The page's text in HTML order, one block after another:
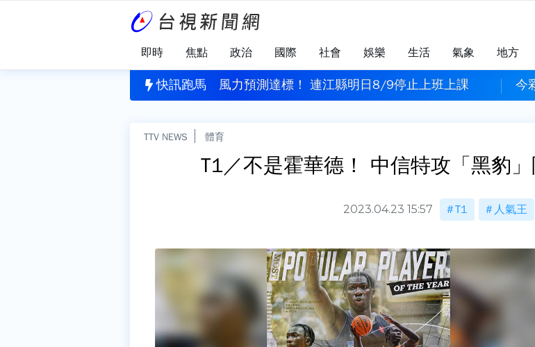
即時 焦點 政治 國際 社會 娛樂 生活 氣象 地方
快訊跑馬
聞！ 足協挪公款性招待外籍裁判 風力預測達標！ 連江縣明日8/9停止上班上課 今
TTV NEWS 體育
T1／不是霍華德！ 中信特攻「黑豹
2023.04.23 15:57 T1 人氣王